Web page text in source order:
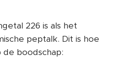
226 is als het
peptalk. Dit is hoe
boodschap: